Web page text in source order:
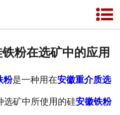
粉在选矿中的应用
粉是一种用在安徽重介质选
选矿中所使用的硅安徽铁粉